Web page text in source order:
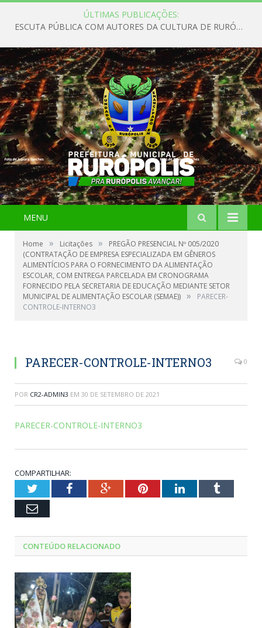
ÚLTIMAS PUBLICAÇÕES:
ESCUTA PÚBLICA COM AUTORES DA CULTURA DE RURÓPOLIS
MENU
Home » Licitações »
PREGÃO PRESENCIAL Nº 005/2020
(CONTRATAÇÃO DE EMPRESA ESPECIALIZADA EM GÊNEROS
ALIMENTÍCIOS PARA O FORNECIMENTO DA ALIMENTAÇÃO
ESCOLAR, COM ENTREGA PARCELADA EM CRONOGRAMA
FORNECIDO PELA SECRETARIA DE EDUCAÇÃO MEDIANTE SETOR
MUNICIPAL DE ALIMENTAÇÃO ESCOLAR (SEMAE)) »
PARECER-
CONTROLE-INTERNO3
PARECER-CONTROLE-INTERNO3 0
POR CR2-ADMIN3 EM 30 DE SETEMBRO DE 2021
PARECER-CONTROLE-INTERNO3
COMPARTILHAR:
TwitterFacebookGoogle+PinterestLinkedInTumblr
Email
CONTEÚDO RELACIONADO